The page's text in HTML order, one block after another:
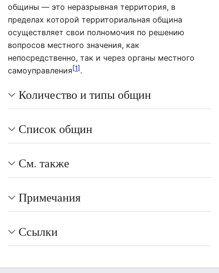
общины — это неразрывная территория, в
пределах которой территориальная община
осуществляет свои полномочия по решению
вопросов местного значения, как
непосредственно, так и через органы местного
самоуправления[1].
Количество и типы общин
Список общин
См. также
Примечания
Ссылки